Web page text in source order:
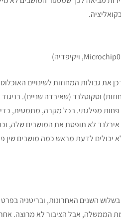
מחדש, כדי לעדכן את גבולות המחוזות לשינויים
וסקוטלנד (שאיבדה שניים).
פחות מפלגתי. בכל מקרה, מתמטית,
בצפון אירלנד לא תופסת את המושבים שלה,
לדעת מראש כמה מושבים שין
השנים האחרונות, ובריטניה בפרט
הממשלה, אבל הציבור לא מרוצה.